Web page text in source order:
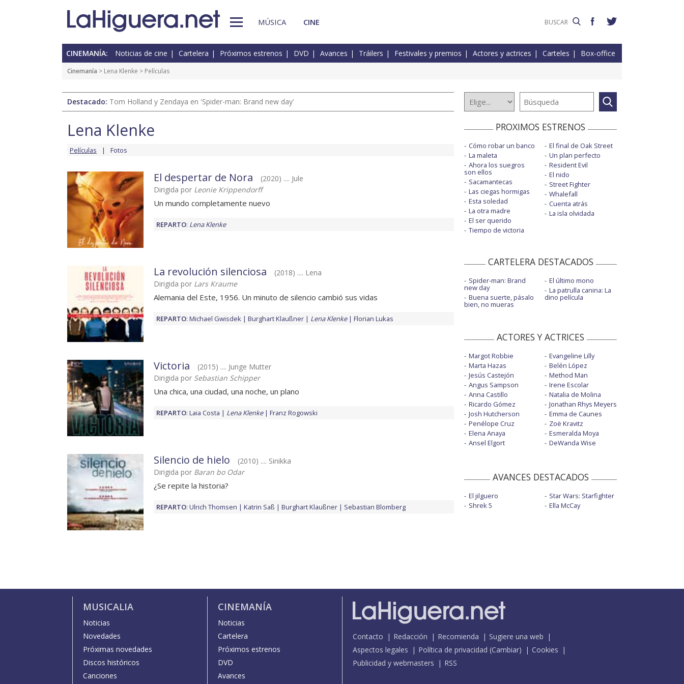
MÚSICA CINE
CINEMANÍA: Noticias de cine Cartelera Próximos estrenos DVD Avances Tráilers Festivales y premios Actores y actrices Carteles Box-office
Cinemanía > Lena Klenke > Películas
Destacado: Tom Holland y Zendaya en 'Spider-man: Brand new day'
Lena Klenke
Películas Fotos
El despertar de Nora
(2020) .... Jule
Dirigida por Leonie Krippendorff
Un mundo completamente nuevo
REPARTO: Lena Klenke
La revolución silenciosa
(2018) .... Lena
Dirigida por Lars Kraume
Alemania del Este, 1956. Un minuto de silencio cambió sus vidas
REPARTO: Michael Gwisdek Burghart Klaußner Lena Klenke Florian Lukas
Victoria
(2015) .... Junge Mutter
Dirigida por Sebastian Schipper
Una chica, una ciudad, una noche, un plano
REPARTO: Laia Costa Lena Klenke Franz Rogowski
Silencio de hielo
(2010) .... Sinikka
Dirigida por Baran bo Odar
¿Se repite la historia?
REPARTO: Ulrich Thomsen Katrin Saß Burghart Klaußner Sebastian Blomberg
PROXIMOS ESTRENOS
Cómo robar un banco
La maleta
Ahora los suegros
son ellos
Sacamantecas
Las ciegas hormigas
Esta soledad
La otra madre
El ser querido
Tiempo de victoria
El final de Oak Street
Un plan perfecto
Resident Evil
El nido
Street Fighter
Whalefall
Cuenta atrás
La isla olvidada
CARTELERA DESTACADOS
Spider-man: Brand
new day
Buena suerte, pásalo
bien, no mueras
El último mono
La patrulla canina: La
dino película
ACTORES Y ACTRICES
Margot Robbie
Marta Hazas
Jesús Castejón
Angus Sampson
Anna Castillo
Ricardo Gómez
Josh Hutcherson
Penélope Cruz
Elena Anaya
Ansel Elgort
Evangeline Lilly
Belén López
Method Man
Irene Escolar
Natalia de Molina
Jonathan Rhys Meyers
Emma de Caunes
Zoë Kravitz
Esmeralda Moya
DeWanda Wise
AVANCES DESTACADOS
El jilguero
Shrek 5
Star Wars: Starfighter
Ella McCay
MUSICALIA
Noticias
Novedades
Próximas novedades
Discos históricos
Canciones
CINEMANÍA
Noticias
Cartelera
Próximos estrenos
DVD
Avances
Contacto Redacción Recomienda
Sugiere una web
Aspectos legales
Política de privacidad (Cambiar)
Cookies
Publicidad y webmasters
RSS